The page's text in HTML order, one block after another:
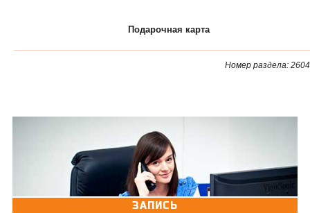
Подарочная карта
Номер раздела: 2604
ЗАПИСЬ